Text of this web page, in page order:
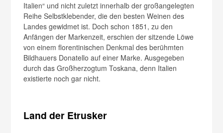
Italien“ und nicht zuletzt innerhalb der großangelegten
Reihe Selbstklebender, die den besten Weinen des
Landes gewidmet ist. Doch schon 1851, zu den
Anfängen der Markenzeit, erschien der sitzende Löwe
von einem florentinischen Denkmal des berühmten
Bildhauers Donatello auf einer Marke. Ausgegeben
durch das Großherzogtum Toskana, denn Italien
existierte noch gar nicht.
Land der Etrusker